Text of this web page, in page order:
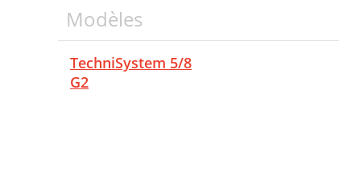
Modèles
TechniSystem 5/8
G2